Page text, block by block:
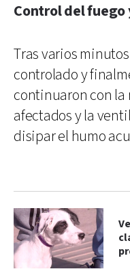
Control del fuego
Tras varios
controlado y
continuaron con la
afectados y la
disipar el humo